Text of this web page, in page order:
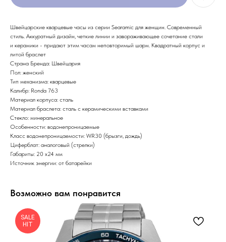
Швейцарские кварцевые часы из серии Searamic для женщин. Современный
стиль. Аккуратный дизайн, четкие линии и завораживающее сочетание стали
и керамики - придают этим часам неповторимый шарм. Квадратный корпус и
литой браслет
Страна Бренда: Швейцария
Пол: женский
Тип механизма: кварцевые
Калибр: Ronda 763
Материал корпуса: сталь
Материал браслета: сталь с керамическими вставками
Стекло: минеральное
Особенности: водонепроницаемые
Класс водонепроницаемости: WR30 (брызги, дождь)
Циферблат: аналоговый (стрелки)
Габариты: 20 х24 мм
Источник энергии: от батарейки
Возможно вам понравится
SALE
HIT